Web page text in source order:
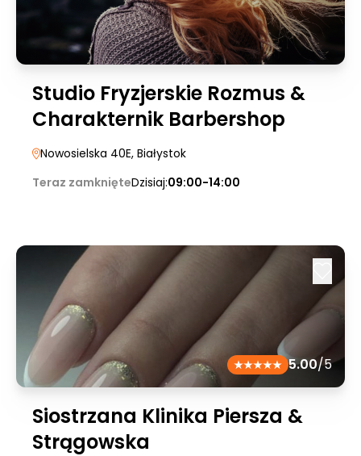
Studio Fryzjerskie Rozmus &
Charakternik Barbershop
Nowosielska 40E, Białystok
Teraz zamknięteDzisiaj:09:00-14:00
5.00/5
Siostrzana Klinika Piersza &
Strągowska